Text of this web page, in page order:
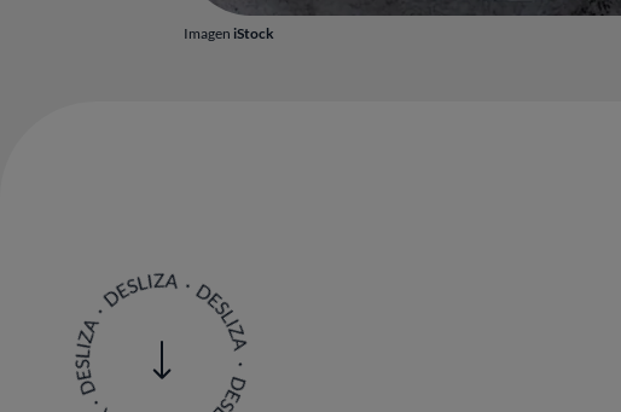
Imagen iStock